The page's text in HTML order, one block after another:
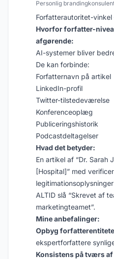
Personlig
Forfatterautoritet-
Hvorfor forfatter-
afgørende:
AI-systemer bliver
De kan forbinde:
Forfatternavn på artikel
LinkedIn-profil
Twitter-tilstedeværelse
Konferenceoplæg
Publiceringshistorik
Podcastdeltagelser
Hvad det betyder:
En artikel af “Dr. Sarah
[Hospital]” med
ALTID slå “Skrevet af
marketingteamet”.
Mine anbefalinger:
Opbyg
ekspertforfattere
Konsistens på tværs